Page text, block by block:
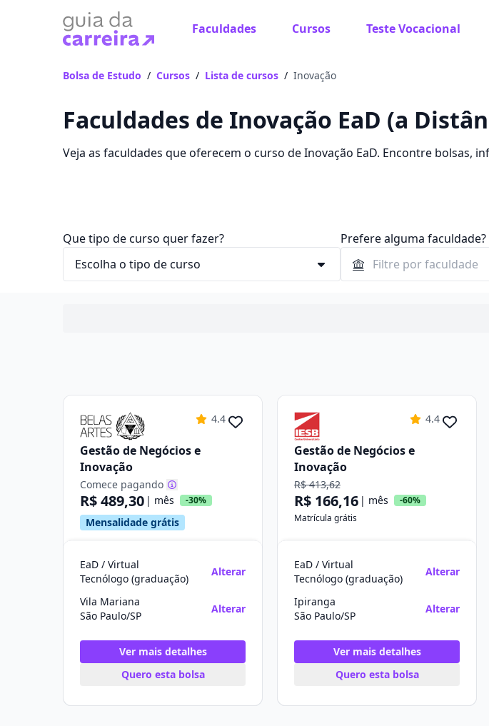
Faculdades Cursos Teste Vocacional
Bolsa de Estudo / Cursos / Lista de cursos / Inovação
Faculdades de Inovação EaD (a
Veja as faculdades que oferecem o curso de Inovação EaD. Encontre bolsas,
Que tipo de curso quer fazer? Prefere alguma faculdade?
4.4
Gestão de Negócios e
Inovação
Comece pagando
R$ 489,30 | mês -30%
Mensalidade grátis
EaD / Virtual
Tecnólogo (graduação)
Alterar
Vila Mariana
São Paulo/SP
Alterar
Ver mais detalhes
Quero esta bolsa
4.4
Gestão de Negócios e
Inovação
R$ 413,62
R$ 166,16 | mês
-60%
Matrícula grátis
EaD / Virtual
Tecnólogo (graduação)
Alterar
Ipiranga
São Paulo/SP
Alterar
Ver mais detalhes
Quero esta bolsa